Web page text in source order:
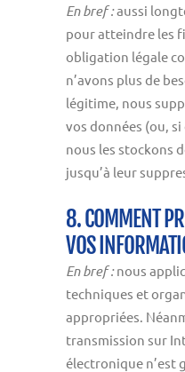
En bref :aussi
pour atteindre les
obligation légale
n’avons plus de
légitime, nous
vos données (ou, si
nous les stockons
jusqu’à leur
8. COMMENT
VOS
En bref :nous
techniques et
appropriées.
transmission sur
électronique n’est